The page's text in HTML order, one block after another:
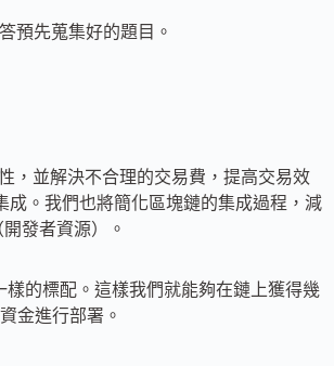
預先蒐集好的題目。
，並解決不合理的交易費，提高交易效
成。我們也將簡化區塊鏈的集成過程，減
發者資源）。
的標配。這樣我們就能夠在鏈上獲得幾
金進行部署。